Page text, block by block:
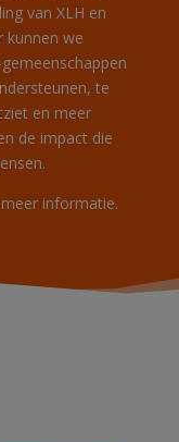
van XLH en
kunnen we
te
en meer
de impact die
informatie.